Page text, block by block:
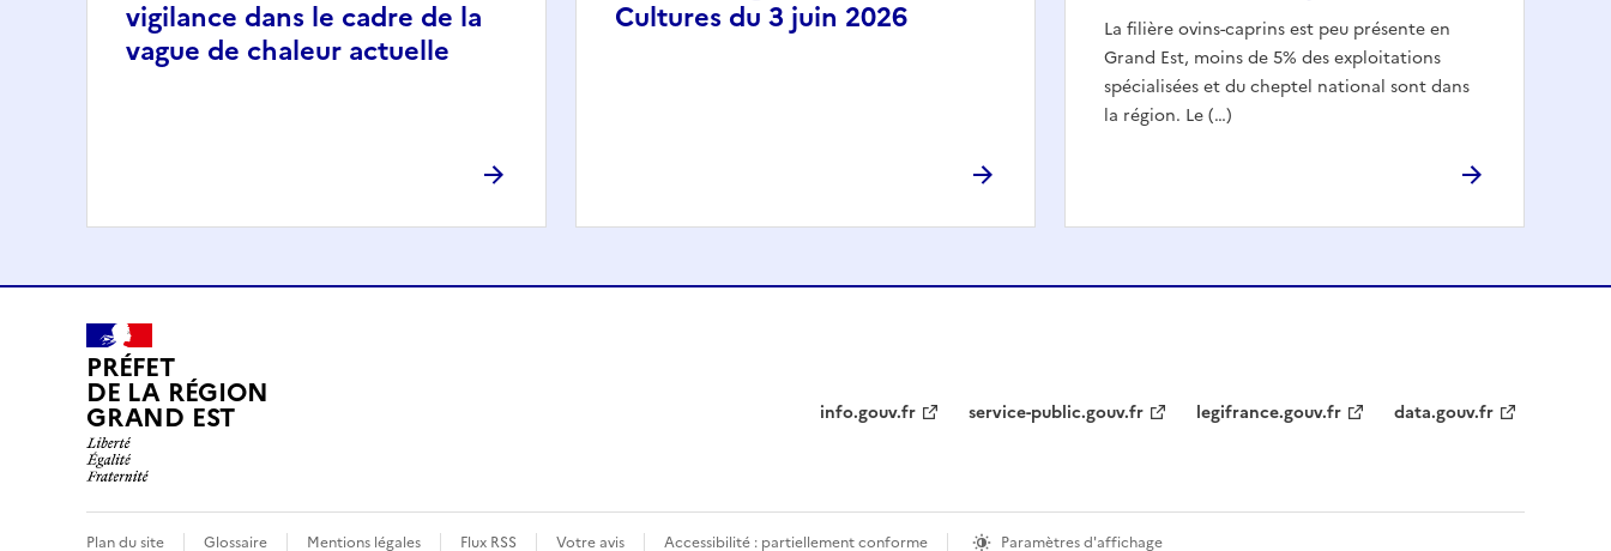
vigilance dans le cadre de la
vague de chaleur actuelle
Cultures du 3 juin 2026
La filière ovins-caprins est peu présente en
Grand Est, moins de 5% des exploitations
spécialisées et du cheptel national sont dans
la région. Le (…)
PRÉFET
DE LA RÉGION
GRAND EST info.gouv.fr service-public.gouv.fr legifrance.gouv.fr data.gouv.fr
Plan du site Glossaire Mentions légales Flux RSS Votre avis Accessibilité : partiellement conforme Paramètres d'affichage